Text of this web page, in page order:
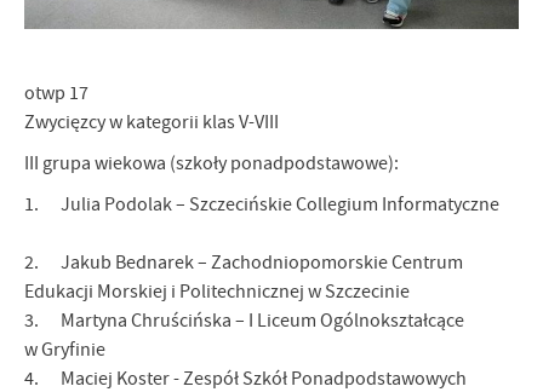
otwp 17
Zwycięzcy w kategorii klas V-VIII
III grupa wiekowa (szkoły ponadpodstawowe):
1. Julia Podolak – Szczecińskie Collegium Informatyczne
2. Jakub Bednarek – Zachodniopomorskie Centrum
Edukacji Morskiej i Politechnicznej w Szczecinie
3. Martyna Chruścińska – I Liceum Ogólnokształcące
w Gryfinie
4. Maciej Koster - Zespół Szkół Ponadpodstawowych